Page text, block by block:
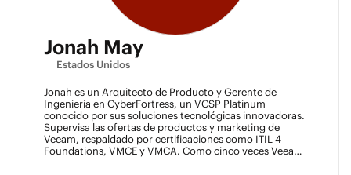
Jonah May
Estados Unidos
Jonah es un Arquitecto de Producto y Gerente de
Ingeniería en CyberFortress, un VCSP Platinum
conocido por sus soluciones tecnológicas innovadoras.
Supervisa las ofertas de productos y marketing de
Veeam, respaldado por certificaciones como ITIL 4
Foundations, VMCE y VMCA. Como cinco veces Veeam